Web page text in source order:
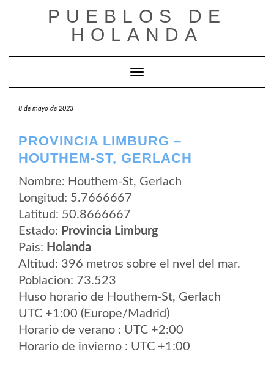
PUEBLOS DE
HOLANDA
Cambiar modo de navegación
8 de mayo de 2023
PROVINCIA LIMBURG –
HOUTHEM-ST, GERLACH
Nombre: Houthem-St, Gerlach
Longitud: 5.7666667
Latitud: 50.8666667
Estado: Provincia Limburg
Pais: Holanda
Altitud: 396 metros sobre el nvel del mar.
Poblacion: 73.523
Huso horario de Houthem-St, Gerlach
UTC +1:00 (Europe/Madrid)
Horario de verano : UTC +2:00
Horario de invierno : UTC +1:00